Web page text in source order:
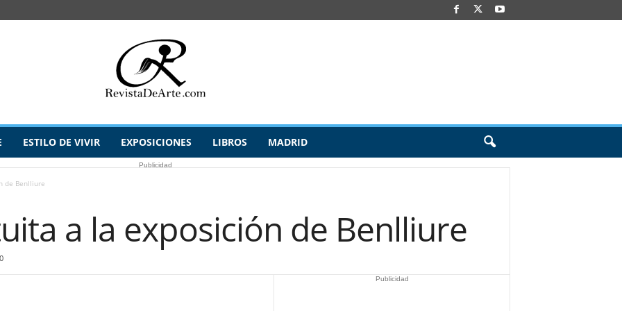
ESTILO DE VIVIR EXPOSICIONES LIBROS MADRID
Publicidad
de Benlliure
a la exposición de Benlliure
0
Publicidad